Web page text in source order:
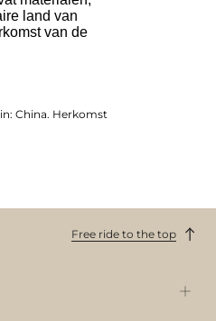
land van
van de
China. Herkomst
Free ride to the top